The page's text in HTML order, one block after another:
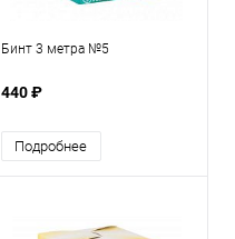
Бинт 3 метра №5
440 ₽
Подробнее